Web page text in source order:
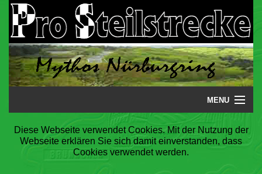
MENU
Startseite
Steilstrecke
Diese Webseite verwendet Cookies. Mit der Nutzung der
Webseite erklären Sie sich damit einverstanden, dass
Cookies verwendet werden.